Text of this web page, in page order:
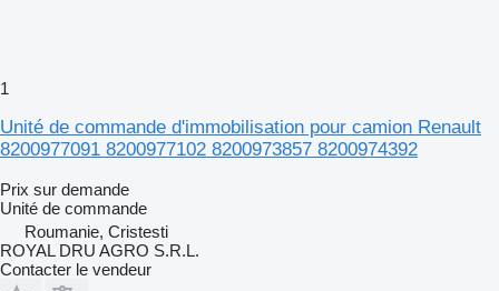
1
Unité de commande d'immobilisation pour camion Renault
8200977091 8200977102 8200973857 8200974392
Prix sur demande
Unité de commande
Roumanie, Cristesti
ROYAL DRU AGRO S.R.L.
Contacter le vendeur